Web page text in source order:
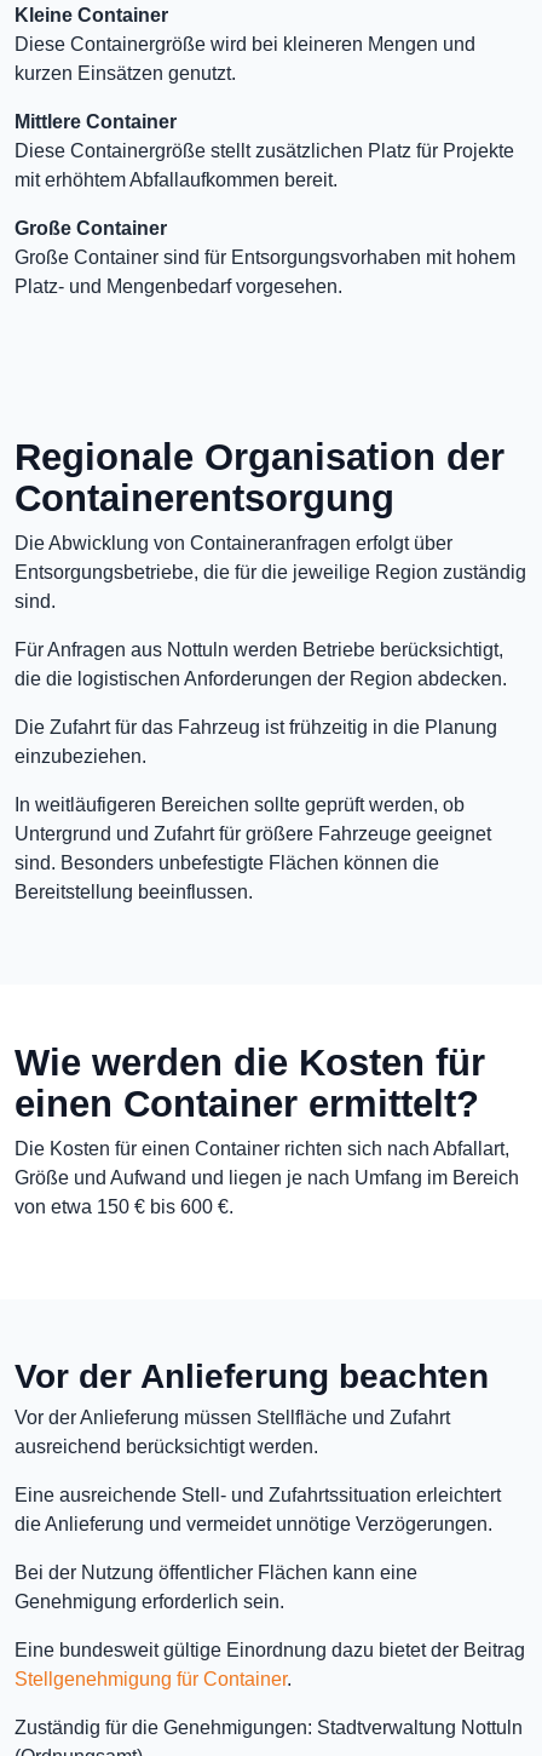
Kleine Container
Diese Containergröße wird bei kleineren Mengen und
kurzen Einsätzen genutzt.
Mittlere Container
Diese Containergröße stellt zusätzlichen Platz für Projekte
mit erhöhtem Abfallaufkommen bereit.
Große Container
Große Container sind für Entsorgungsvorhaben mit hohem
Platz- und Mengenbedarf vorgesehen.
Regionale Organisation der
Containerentsorgung
Die Abwicklung von Containeranfragen erfolgt über
Entsorgungsbetriebe, die für die jeweilige Region zuständig
sind.
Für Anfragen aus Nottuln werden Betriebe berücksichtigt,
die die logistischen Anforderungen der Region abdecken.
Die Zufahrt für das Fahrzeug ist frühzeitig in die Planung
einzubeziehen.
In weitläufigeren Bereichen sollte geprüft werden, ob
Untergrund und Zufahrt für größere Fahrzeuge geeignet
sind. Besonders unbefestigte Flächen können die
Bereitstellung beeinflussen.
Wie werden die Kosten für
einen Container ermittelt?
Die Kosten für einen Container richten sich nach Abfallart,
Größe und Aufwand und liegen je nach Umfang im Bereich
von etwa 150 € bis 600 €.
Vor der Anlieferung beachten
Vor der Anlieferung müssen Stellfläche und Zufahrt
ausreichend berücksichtigt werden.
Eine ausreichende Stell- und Zufahrtssituation erleichtert
die Anlieferung und vermeidet unnötige Verzögerungen.
Bei der Nutzung öffentlicher Flächen kann eine
Genehmigung erforderlich sein.
Eine bundesweit gültige Einordnung dazu bietet der Beitrag
Stellgenehmigung für Container.
Zuständig für die Genehmigungen: Stadtverwaltung Nottuln